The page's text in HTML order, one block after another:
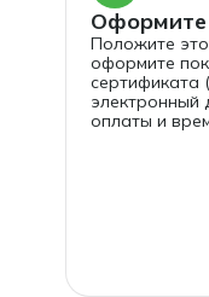
Оформите
Положите
оформите
сертификата
электронный
оплаты и